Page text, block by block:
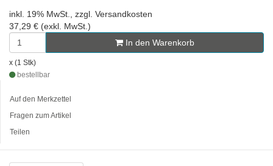
inkl. 19% MwSt., zzgl. Versandkosten
37,29 € (exkl. MwSt.)
In den Warenkorb
x (1 Stk)
bestellbar
Auf den Merkzettel
Fragen zum Artikel
Teilen